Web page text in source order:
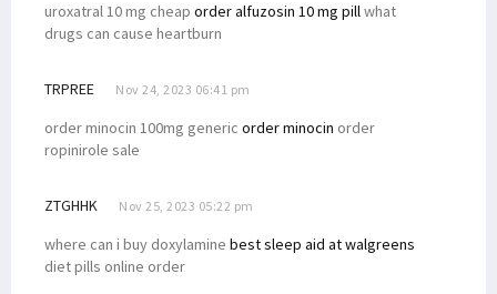
uroxatral 10 mg cheap order alfuzosin 10 mg pillwhat
drugs can cause heartburn
TRPREE Nov 24, 2023 06:41 pm
order minocin 100mg generic order minocin order
ropinirole sale
ZTGHHK Nov 25, 2023 05:22 pm
where can i buy doxylamine best sleep aid at walgreens
diet pills online order